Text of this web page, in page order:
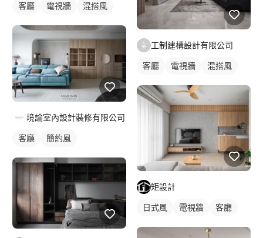
客廳 電視牆 混搭風
境論室內設計裝修有限公司
客廳 簡約風
工制建構設計有限公司
客廳 電視牆 混搭風
矩設計
日式風 電視牆 客廳